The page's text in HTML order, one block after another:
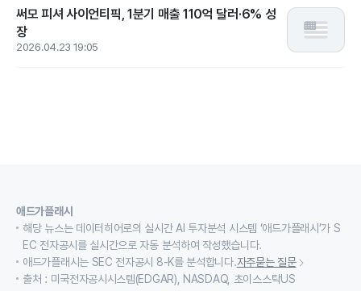
써모 피셔 사이언티픽, 1분기 매출 110억 달러·6% 성
장
2026.04.23 19:05
애드가플래시
해당 뉴스는 데이터히어로의 실시간 AI 투자분석 시스템 ‘애드가플래시’가 S
EC 전자공시를 실시간으로 자동 분석하여 작성했습니다.
애드가플래시는 SEC 전자공시 8-K를 분석합니다.자주묻는 질문
출처 : 미국전자공시시스템(EDGAR), NASDAQ, 초이스스탁US